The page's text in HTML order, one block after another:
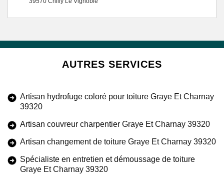
AUTRES SERVICES
Artisan hydrofuge coloré pour toiture Graye Et Charnay
39320
Artisan couvreur charpentier Graye Et Charnay 39320
Artisan changement de toiture Graye Et Charnay 39320
Spécialiste en entretien et démoussage de toiture
Graye Et Charnay 39320